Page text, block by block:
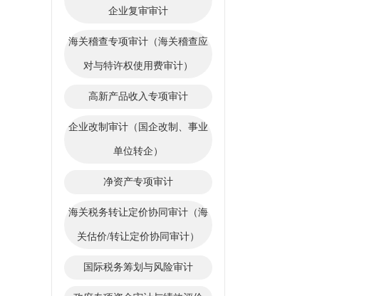
企业复审审计
海关稽查专项审计（海关稽查应
对与特许权使用费审计）
高新产品收入专项审计
企业改制审计（国企改制、事业
单位转企）
净资产专项审计
海关税务转让定价协同审计（海
关估价/转让定价协同审计）
国际税务筹划与风险审计